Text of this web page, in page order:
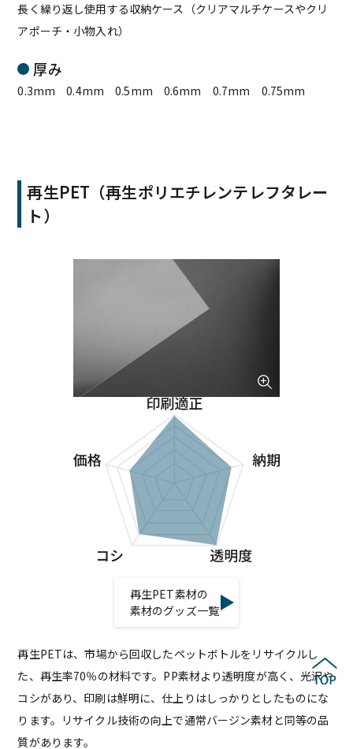
長く繰り返し使用する収納ケース（クリアマルチケースやクリ
アポーチ・小物入れ）
厚み
0.3mm 0.4mm 0.5mm 0.6mm 0.7mm 0.75mm
再生PET（再生ポリエチレンテレフタレー
ト）
再生PET素材の
素材のグッズ一覧
再生PETは、市場から回収したペットボトルをリサイクルし
た、再生率70％の材料です。PP素材より透明度が高く、光沢や
コシがあり、印刷は鮮明に、仕上りはしっかりとしたものにな
ります。リサイクル技術の向上で通常バージン素材と同等の品
質があります。